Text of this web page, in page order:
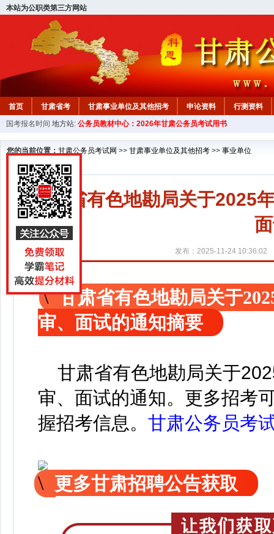
本站为公职类第三方网站
首页 甘肃省考 甘肃事业单位及其他招考 申论资料
行测资料
国考报名时间 地方站: 公务员教材中心：2026年甘肃公务员考试用书
您的当前位置： 甘肃公务员考试网 >> 甘肃事业单位及其他招考 >> 事业单位
甘肃省有色地勘局关于2025
发布：2025-11-24 10:36:02
甘肃省有色地勘局关于
审、面试的通知摘要
甘肃省有色地勘局关于
审、面试的通知。 更多招考
握招考信息。 甘肃公务员考
更多甘肃招聘公告获取